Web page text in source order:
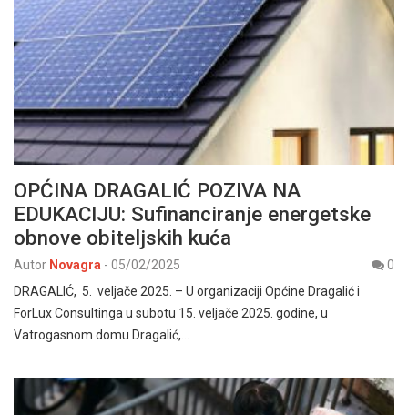
OPĆINA DRAGALIĆ POZIVA NA
EDUKACIJU: Sufinanciranje energetske
obnove obiteljskih kuća
Autor Novagra - 05/02/2025
0
DRAGALIĆ, 5. veljače 2025. – U organizaciji Općine Dragalić i
ForLux Consultinga u subotu 15. veljače 2025. godine, u
Vatrogasnom domu Dragalić,…